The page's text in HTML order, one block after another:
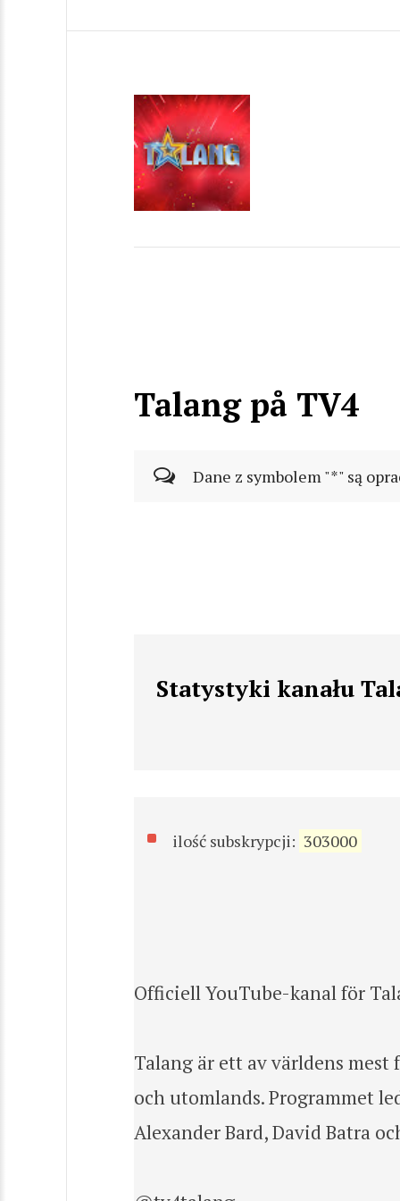
Talang på TV4
Dane z symbolem "*" są
Statystyki kanału
ilość subskrypcji: 303000
Officiell YouTube-kanal för
Talang är ett av världens
och utomlands. Programmet
Alexander Bard, David Batra